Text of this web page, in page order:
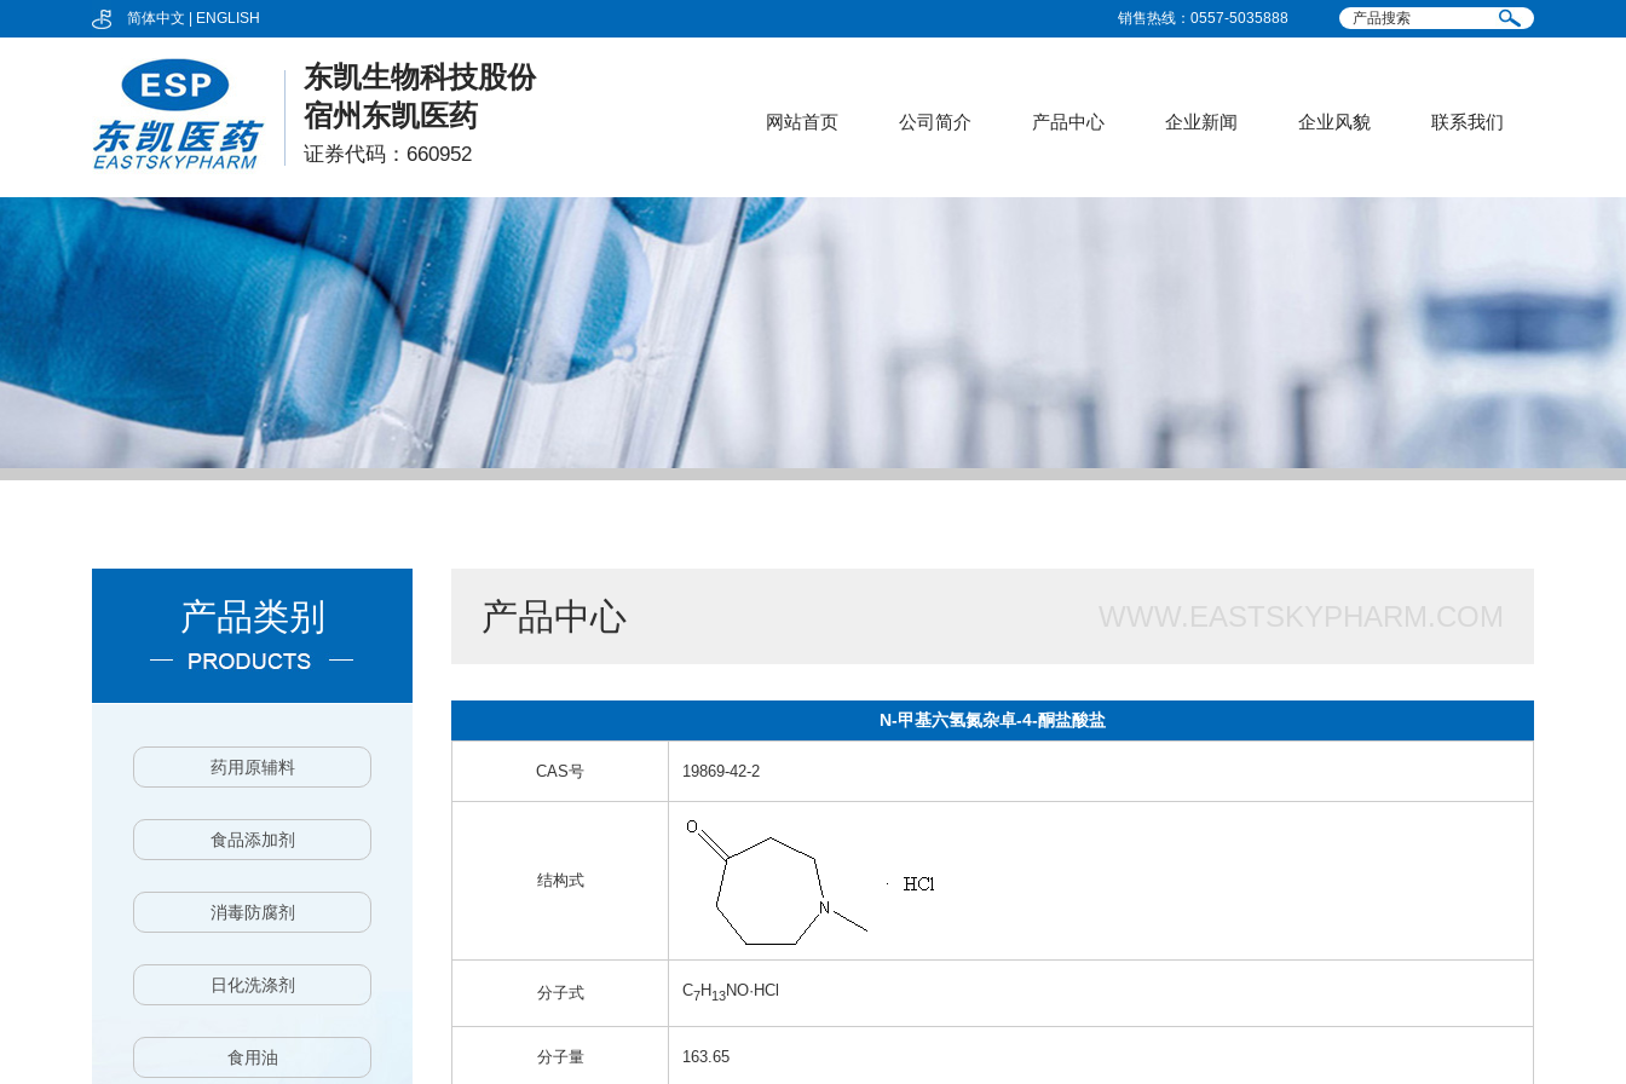
简体中文 ENGLISH 销售热线：0557-5035888
东凯生物科技股份
宿州东凯医药
证券代码：660952
网站首页 公司简介 产品中心 企业新闻 企业风貌 联系我们
产品类别
药用原辅料
食品添加剂
消毒防腐剂
日化洗涤剂
食用油
产品中心
N-甲基六氢氮杂卓-4-酮盐酸盐
CAS号 19869-42-2
结构式
分子式 C7H 13NO·HCl
分子量 163.65